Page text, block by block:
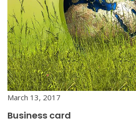
March 13, 2017
Business card